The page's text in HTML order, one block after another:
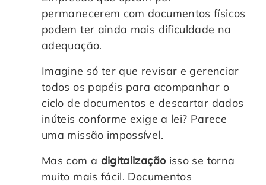
permanecerem com documentos físicos
podem ter ainda mais dificuldade na
adequação.
Imagine só ter que revisar e gerenciar
todos os papéis para acompanhar o
ciclo de documentos e descartar dados
inúteis conforme exige a lei? Parece
uma missão impossível.
Mas com a digitalizaçãoisso se torna
muito mais fácil. Documentos